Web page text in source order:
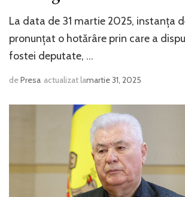
La data de 31 martie 2025, instanța
pronunțat o hotărâre prin care a
fostei deputate, …
dePresa actualizat lamartie 31, 2025